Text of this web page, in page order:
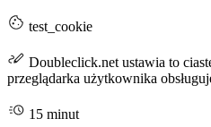
test_cookie
Doubleclick.net ustawia to
przeglądarka użytkownika
15 minut